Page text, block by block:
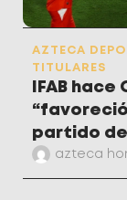
AZTECA
TITULARES
IFAB hace
partido
azteca